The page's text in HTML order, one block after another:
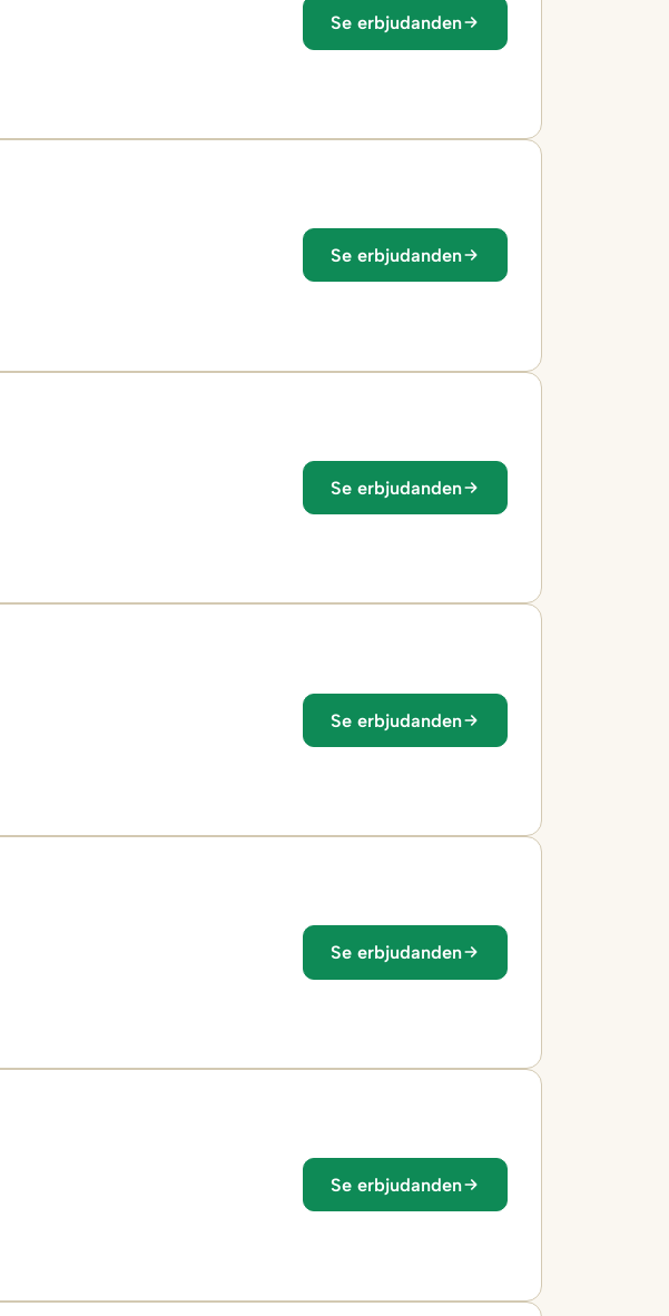
Se erbjudanden
Se erbjudanden
Se erbjudanden
Se erbjudanden
Se erbjudanden
Se erbjudanden